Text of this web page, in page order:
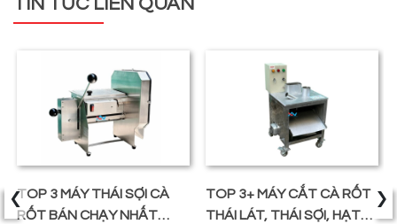
TIN TỨC LIÊN QUAN
TOP 3 MÁY THÁI SỢI CÀ
RỐT BÁN CHẠY NHẤT
TOP 3+ MÁY CẮT CÀ RỐT
THÁI LÁT, THÁI SỢI, HẠT
‹ ›